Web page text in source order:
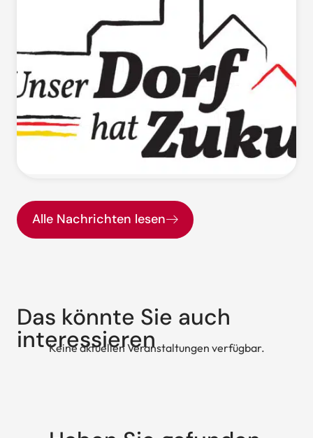
Alle Nachrichten lesen
Das könnte Sie auch
interessieren
Keine aktuellen Veranstaltungen verfügbar.